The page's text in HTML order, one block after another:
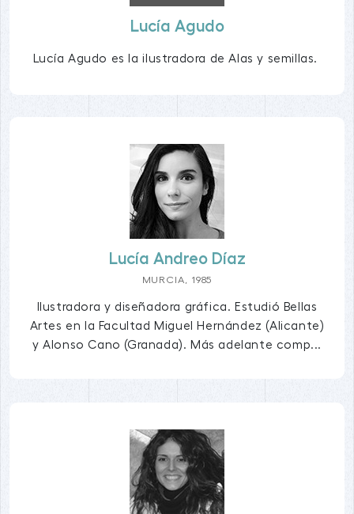
Lucía Agudo
Lucía Agudo es la ilustradora de Alas y semillas.
Lucía Andreo Díaz
MURCIA, 1985
Ilustradora y diseñadora gráfica. Estudió Bellas
Artes en la Facultad Miguel Hernández (Alicante)
y Alonso Cano (Granada). Más adelante comp...